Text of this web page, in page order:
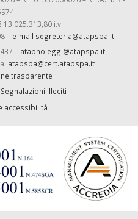
13.025.313,80 i.v.
– e-mail segreteria@atapspa.it
– atapnoleggi@atapspa.it
atapspa@cert.atapspa.it
trasparente
Segnalazioni illeciti
accessibilità